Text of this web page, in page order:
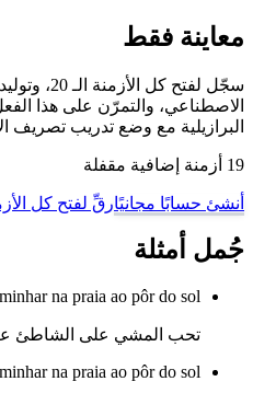
معاينة فقط
سجّل لفتح كل
الاصطناعي، والتمرّن على هذا
البرازيلية مع وضع تدريب تصريف
19 أزمنة إضافية مقفلة
أنشئ حسابًا مجانيًارقِّ لفتح كل
جُمل أمثلة
na praia ao pôr do sol.
تحب المشي على الشاطئ
na praia ao pôr do sol.